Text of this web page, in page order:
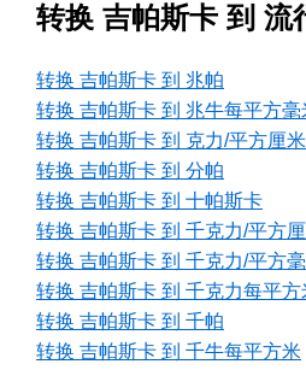
转换 吉帕斯卡 到 流
转换 吉帕斯卡 到 兆帕
转换 吉帕斯卡 到 兆牛每平方毫
转换 吉帕斯卡 到 克力/平方厘米
转换 吉帕斯卡 到 分帕
转换 吉帕斯卡 到 十帕斯卡
转换 吉帕斯卡 到 千克力/平方
转换 吉帕斯卡 到 千克力/平方
转换 吉帕斯卡 到 千克力每平方
转换 吉帕斯卡 到 千帕
转换 吉帕斯卡 到 千牛每平方米